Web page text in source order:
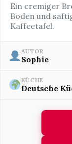
Ein cremiger
Boden und
Kaffeetafel.
AUTOR
Sophie
KÜCHE
Deutsche